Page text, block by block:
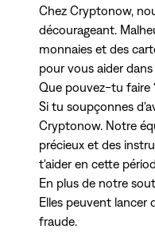
Chez Cryptonow,
décourageant.
monnaies et des
pour vous aider
Que pouvez-tu faire
Si tu soupçonnes
Cryptonow. Notre
précieux et des
t'aider en cette
En plus de notre
Elles peuvent lancer
fraude.